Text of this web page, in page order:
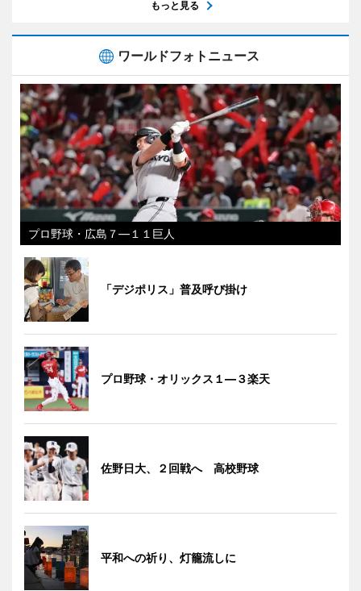
もっと見る
ワールドフォトニュース
プロ野球・広島７―１１巨人
「デジポリス」普及呼び掛け
プロ野球・オリックス１―３楽天
佐野日大、２回戦へ 高校野球
平和への祈り、灯籠流しに